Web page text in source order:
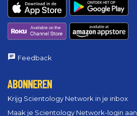
Feedback
ABONNEREN
Krijg Scientology Network in je inbox
Maak je Scientology Network-login aan